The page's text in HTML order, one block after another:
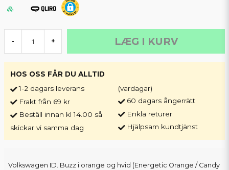
- + LÆG I KURV
HOS OSS FÅR DU ALLTID
1-2 dagars leverans
Frakt från 69 kr
Beställ innan kl 14.00 så
skickar vi samma dag
(vardagar)
60 dagars ångerrätt
Enkla returer
Hjälpsam kundtjänst
Volkswagen ID. Buzz i orange og hvid (Energetic Orange / Candy